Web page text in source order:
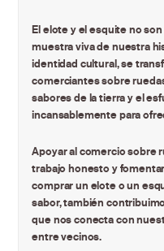
El elote y el esquite no
muestra viva de nuestra
identidad cultural, se
comerciantes sobre
sabores de la tierra y el
incansablemente para
Apoyar al comercio sobre
trabajo honesto y
comprar un elote o un
sabor, también
que nos conecta con
entre vecinos.